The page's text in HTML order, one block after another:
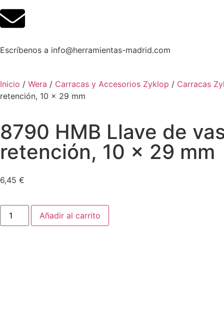
Escríbenos a info@herramientas-madrid.com
Inicio / Wera / Carracas y Accesorios Zyklop / Carracas
retención, 10 x 29 mm
8790 HMB Llave de
retención, 10 x 29 mm
6,45 €
Añadir al carrito